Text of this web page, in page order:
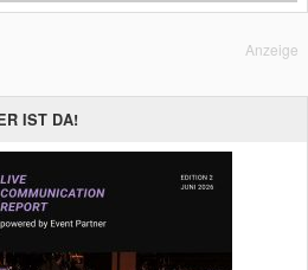
Anzeige
IST DA!